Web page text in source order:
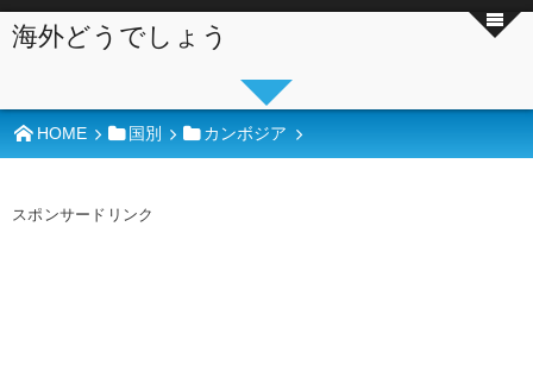
海外どうでしょう
HOME 国別 カンボジア
スポンサードリンク